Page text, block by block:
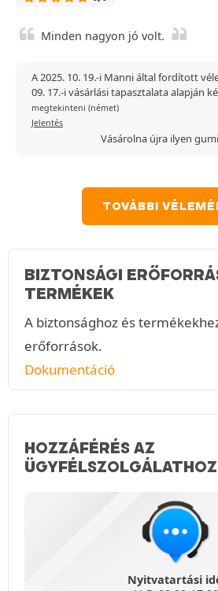
Minden nagyon jó volt.
A 2025. 10. 19.-i Manni által fordított
09. 17.-i vásárlási tapasztalata alapján
megtekinteni (német)
Jelentés
Vásárolna újra ilyen
TOVÁBBI
BIZTONSÁGI
TERMÉKEK
A biztonsághoz és
erőforrások.
Dokumentáció
HOZZÁFÉRÉS AZ
ÜGYFÉLSZOLGÁLATHOZ
Nyitvatartási